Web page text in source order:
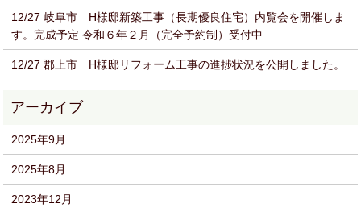
12/27 岐阜市 H様邸新築工事（長期優良住宅）内覧会を開催しま
す。完成予定 令和６年２月（完全予約制）受付中
12/27 郡上市 H様邸リフォーム工事の進捗状況を公開しました。
2025年9月
2025年8月
2023年12月